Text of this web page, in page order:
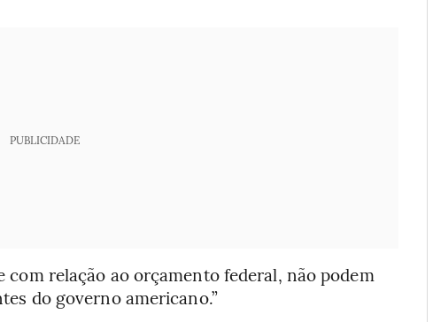
PUBLICIDADE
com relação ao orçamento federal, não podem
do governo americano.”